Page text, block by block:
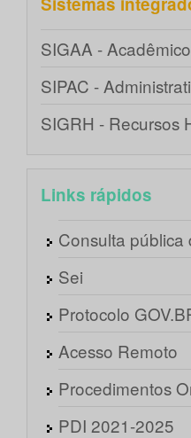
SIGAA - Acadêmico
SIPAC -
SIGRH - Recursos
Links rápidos
Consulta pública
Sei
Protocolo
Acesso Remoto
Procedimentos
PDI 2021-2025